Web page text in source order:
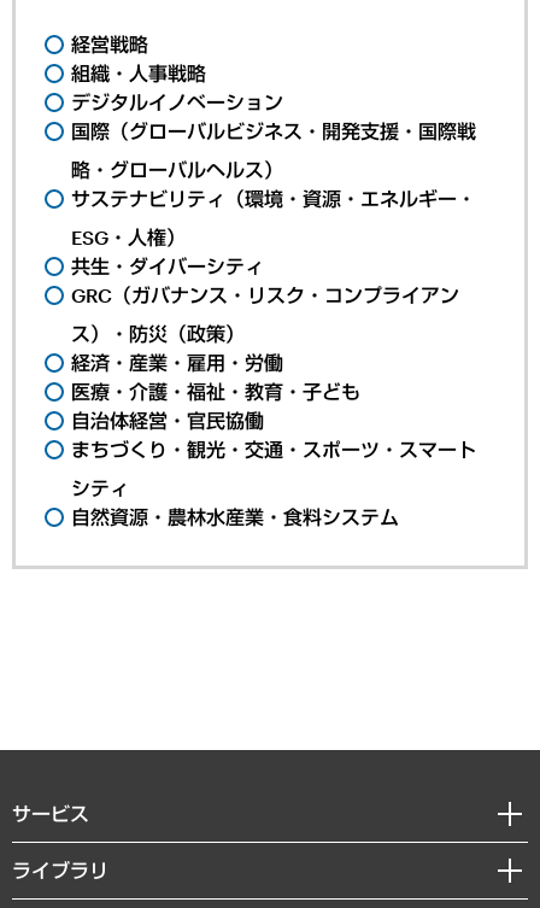
経営戦略
組織・人事戦略
デジタルイノベーション
国際（グローバルビジネス・開発支援・国際戦
略・グローバルヘルス）
サステナビリティ（環境・資源・エネルギー・
ESG・人権）
共生・ダイバーシティ
GRC（ガバナンス・リスク・コンプライアン
ス）・防災（政策）
経済・産業・雇用・労働
医療・介護・福祉・教育・子ども
自治体経営・官民協働
まちづくり・観光・交通・スポーツ・スマート
シティ
自然資源・農林水産業・食料システム
サービス
経営戦略
組織・人事戦略
ライブラリ